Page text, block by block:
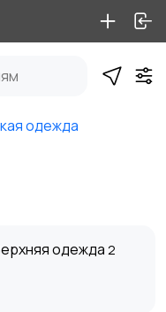
одежда
одежда 2